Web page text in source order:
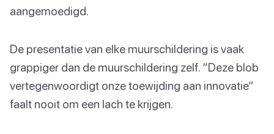
aangemoedigd.
De presentatie van elke muurschildering is vaak
grappiger dan de muurschildering zelf. “Deze blob
vertegenwoordigt onze toewijding aan innovatie”
faalt nooit om een lach te krijgen.